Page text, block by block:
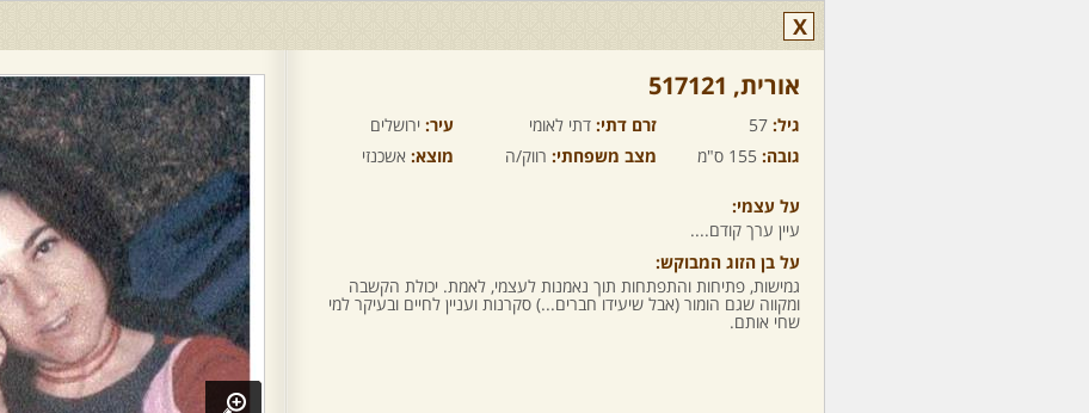
X
אורית,‏ 517121
גיל: 57 זרם דתי: דתי לאומי עיר: ירושלים
גובה: 155 ס"מ מצב משפחתי: רווק/ה מוצא: אשכנזי
על עצמי:
עיין ערך קודם....
על בן הזוג המבוקש:
גמישות, פתיחות והתפתחות תוך נאמנות לעצמי, לאמת. יכולת הקשבה
ומקווה שגם הומור (אבל שיעידו חברים...) סקרנות ועניין לחיים ובעיקר למי
שחי אותם.